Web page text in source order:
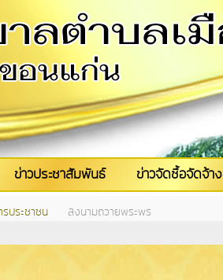
ข่าวประชาสัมพันธ์ ข่าวจัดซื้อจัดจ้าง
รประชาชน ลงนามถวายพระพร